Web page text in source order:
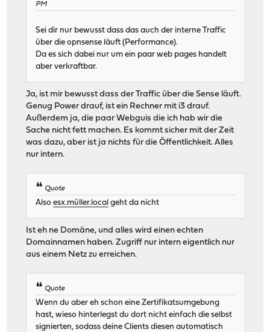
PM
Sei dir nur bewusst dass das auch der interne Traffic
über die opnsense läuft (Performance).
Da es sich dabei nur um ein paar web pages handelt
aber verkraftbar.
Ja, ist mir bewusst dass der Traffic über die Sense läuft.
Genug Power drauf, ist ein Rechner mit i3 drauf.
Außerdem ja, die paar Webguis die ich hab wir die
Sache nicht fett machen. Es kommt sicher mit der Zeit
was dazu, aber ist ja nichts für die Öffentlichkeit. Alles
nur intern.
Quote
Alsoesx.müller.local geht da nicht
Ist eh ne Domäne, und alles wird einen echten
Domainnamen haben. Zugriff nur intern eigentlich nur
aus einem Netz zu erreichen.
Quote
Wenn du aber eh schon eine Zertifikatsumgebung
hast, wieso hinterlegst du dort nicht einfach die selbst
signierten, sodass deine Clients diesen automatisch